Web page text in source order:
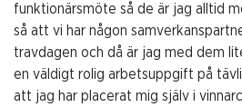
funktionärsmöte så de är jag alltid
så att vi har någon
travdagen och då är jag med dem
en väldigt rolig arbetsuppgift på
att jag har placerat mig själv i